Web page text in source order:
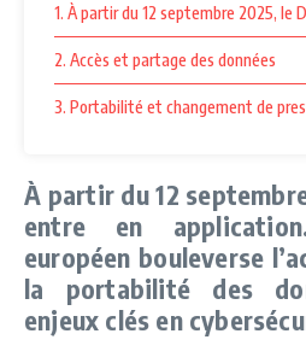
1. À partir du 12 septembre 2025, le
2. Accès et partage des données
3. Portabilité et changement de
À partir du 12
entre en
européen bouleverse
la portabilité des
enjeux clés en